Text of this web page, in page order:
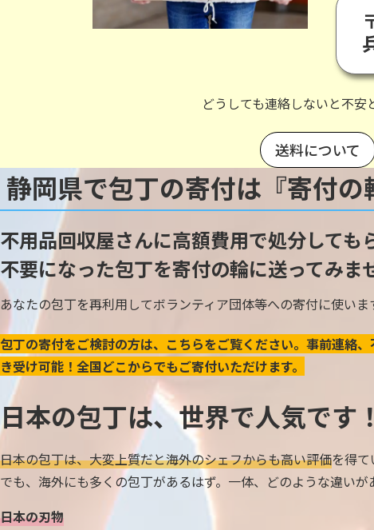
どうしても連絡しないと不安
送料について
静岡県で包丁の寄付は『寄付の
不用品回収屋さんに高額費用で処分しても
不要になった包丁を寄付の輪に送ってみま
あなたの包丁を再利用してボランティア団体等への寄付に使いま
包丁の寄付をご検討の方は、こちらをご覧ください。事前連絡
き受け可能！全国どこからでもご寄付いただけます。
日本の包丁は、世界で人気です！
日本の包丁は、大変上質だと海外のシェフからも高い評価を得
でも、海外にも多くの包丁があるはず。一体、どのような違いが
日本の刃物